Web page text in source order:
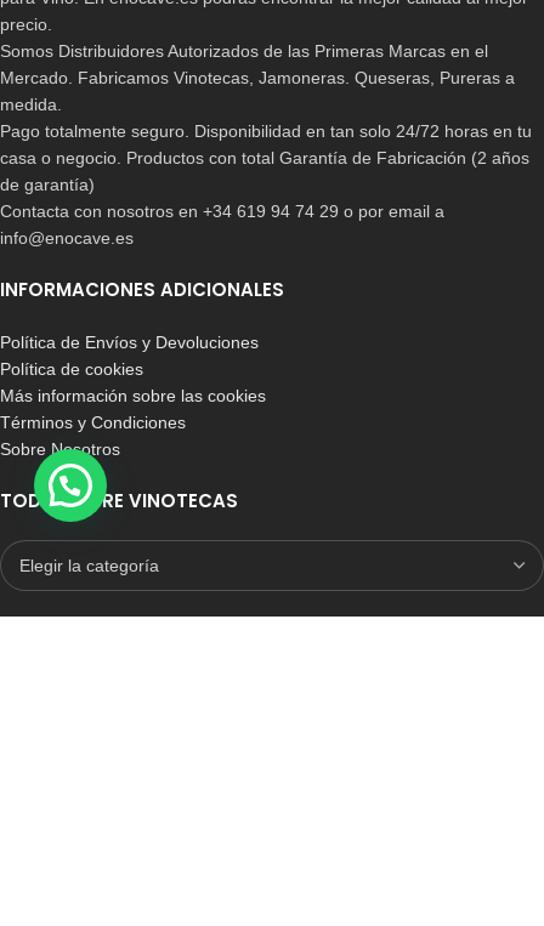
precio.
Somos Distribuidores Autorizados de las Primeras Marcas en el
Mercado. Fabricamos Vinotecas, Jamoneras. Queseras, Pureras a
medida.
Pago totalmente seguro. Disponibilidad en tan solo 24/72 horas en tu
casa o negocio. Productos con total Garantía de Fabricación (2 años
de garantía)
Contacta con nosotros en +34 619 94 74 29 o por email a
info@enocave.es
INFORMACIONES ADICIONALES
Política de Envíos y Devoluciones
Política de cookies
Más información sobre las cookies
Términos y Condiciones
Sobre Nosotros
TODO SOBRE VINOTECAS